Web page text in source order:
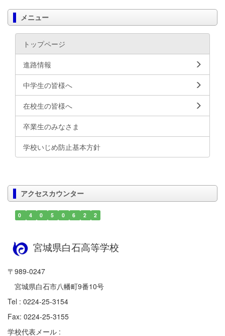
メニュー
トップページ
進路情報
中学生の皆様へ
在校生の皆様へ
卒業生のみなさま
学校いじめ防止基本方針
アクセスカウンター
0 4 0 5 0 6 2 2
宮城県白石高等学校
〒989-0247
宮城県白石市八幡町9番10号
Tel : 0224-25-3154
Fax: 0224-25-3155
学校代表メール :